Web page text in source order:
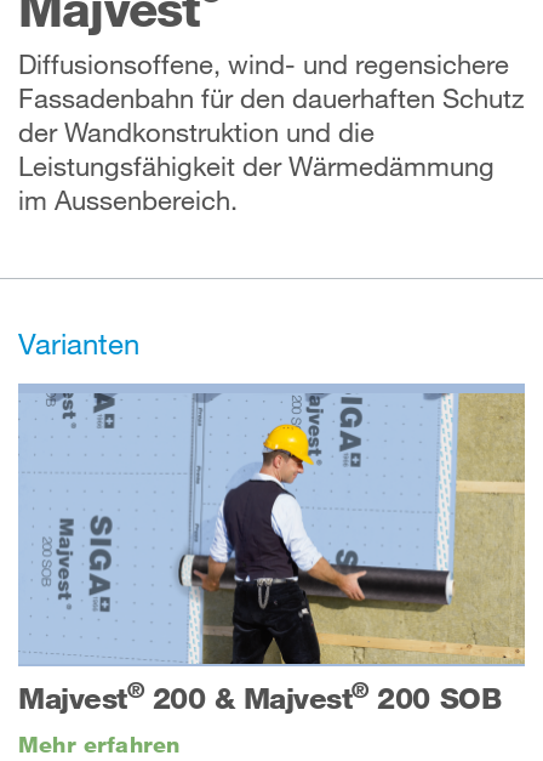
Diffusionsoffene, wind- und regensichere
Fassadenbahn für den dauerhaften Schutz
der Wandkonstruktion und die
Leistungsfähigkeit der Wärmedämmung
im Aussenbereich.
Varianten
Majvest®200 & Majvest®200 SOB
Mehr erfahren